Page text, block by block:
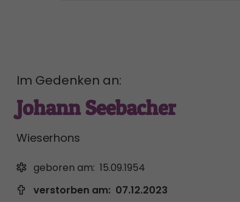
Im Gedenken an:
Johann Seebacher
Wieserhons
geboren am: 15.09.1954
verstorben am: 07.12.2023